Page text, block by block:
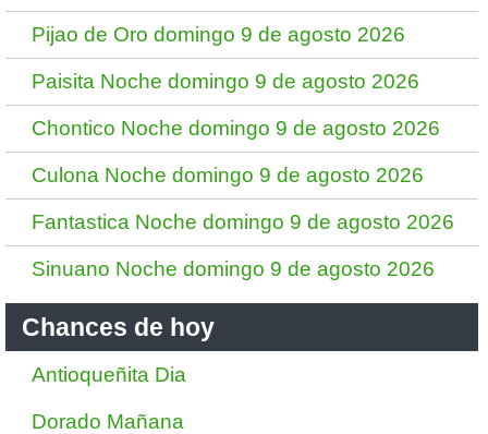
Pijao de Oro domingo 9 de agosto 2026
Paisita Noche domingo 9 de agosto 2026
Chontico Noche domingo 9 de agosto 2026
Culona Noche domingo 9 de agosto 2026
Fantastica Noche domingo 9 de agosto 2026
Sinuano Noche domingo 9 de agosto 2026
Chances de hoy
Antioqueñita Dia
Dorado Mañana